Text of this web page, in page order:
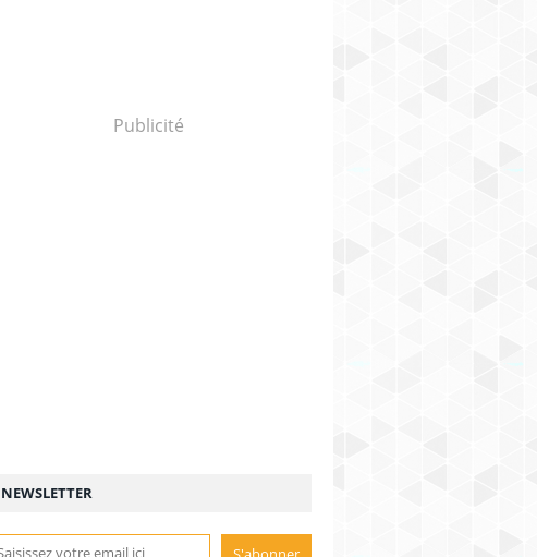
Publicité
NEWSLETTER